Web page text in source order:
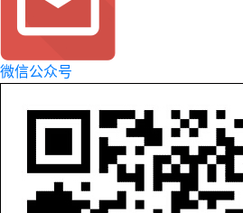
微信公众号